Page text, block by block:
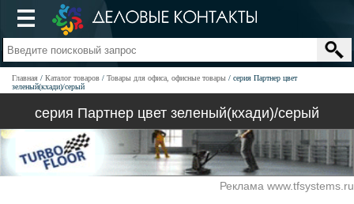
Главная Каталог товаров Товары для офиса, офисные товары
серия Партнер цвет
зеленый(кхади)/серый
серия Партнер цвет зеленый(кхади)/серый
Реклама www.tfsystems.ru